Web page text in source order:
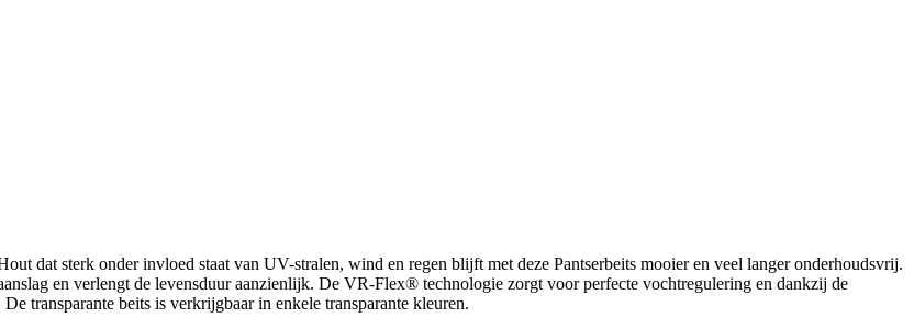
dat sterk onder invloed staat van UV-stralen, wind en regen blijft met deze Pantserbeits mooier en veel langer onderhoudsvrij.
en verlengt de levensduur aanzienlijk. De VR-Flex® technologie zorgt voor perfecte vochtregulering en dankzij de
transparante beits is verkrijgbaar in enkele transparante kleuren.